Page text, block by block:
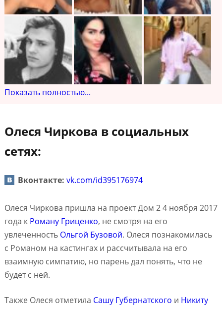
Показать полностью...
Олеся Чиркова в социальных
сетях:
Вконтакте: vk.com/id395176974
Олеся Чиркова пришла на проект Дом 2 4 ноября 2017
года к Роману Гриценко, не смотря на его
увлеченность Ольгой Бузовой. Олеся познакомилась
с Романом на кастингах и рассчитывала на его
взаимную симпатию, но парень дал понять, что не
будет с ней.
Также Олеся отметила Сашу Губернатского и Никиту